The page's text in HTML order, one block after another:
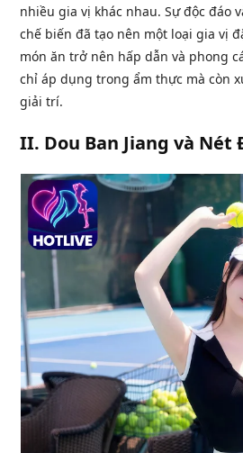
nhiều gia vị khác nhau. Sự độc đáo
chế biến đã tạo nên một loại gia vị
món ăn trở nên hấp dẫn và phong
chỉ áp dụng trong ẩm thực mà còn
giải trí.
II. Dou Ban Jiang và Nét